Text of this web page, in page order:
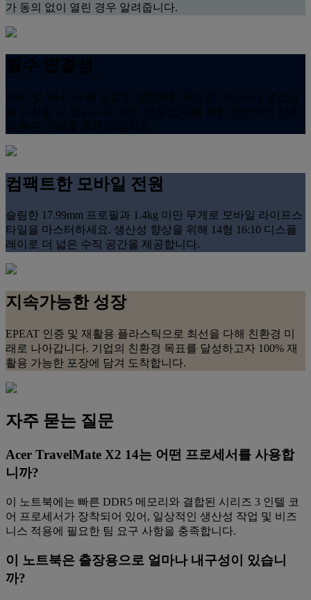
가 동의 없이 열린 경우 알려줍니다.
필수 연결성
RJ45 및 Wi-Fi 6E를 포함한 광범위한 포트로 어디서나 생산성
을 유지할 수 있습니다. 모든 전문 업무를 위한 안정적인 신호
와 빠른 연결을 즐겨 보십시오.
컴팩트한 모바일 전원
슬림한 17.99mm 프로필과 1.4kg 미만 무게로 모바일 라이프스
타일을 마스터하세요. 생산성 향상을 위해 14형 16:10 디스플
레이로 더 넓은 수직 공간을 제공합니다.
지속가능한 성장
EPEAT 인증 및 재활용 플라스틱으로 최선을 다해 친환경 미
래로 나아갑니다. 기업의 친환경 목표를 달성하고자 100% 재
활용 가능한 포장에 담겨 도착합니다.
자주 묻는 질문
Acer TravelMate X2 14는 어떤 프로세서를 사용합
니까?
이 노트북에는 빠른 DDR5 메모리와 결합된 시리즈 3 인텔 코
어 프로세서가 장착되어 있어, 일상적인 생산성 작업 및 비즈
니스 적용에 필요한 팀 요구 사항을 충족합니다.
이 노트북은 출장용으로 얼마나 내구성이 있습니
까?